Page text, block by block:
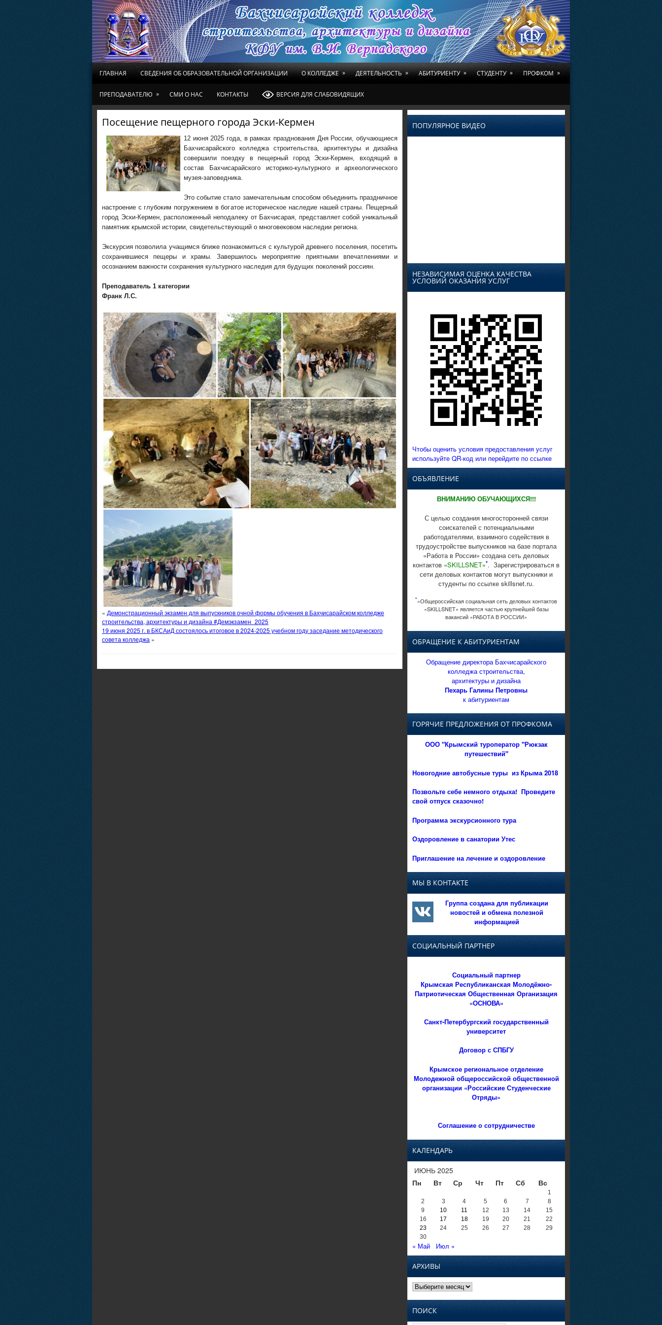
ГЛАВНАЯ СВЕДЕНИЯ ОБ ОБРАЗОВАТЕЛЬНОЙ ОРГАНИЗАЦИИ О КОЛЛЕДЖЕ » ДЕЯТЕЛЬНОСТЬ » АБИТУРИЕНТУ » СТУДЕНТУ » ПРОФКОМ »
ПРЕПОДАВАТЕЛЮ » СМИ О НАС КОНТАКТЫ ВЕРСИЯ ДЛЯ СЛАБОВИДЯЩИХ
Посещение пещерного города Эски-Кермен
12 июня 2025 года, в рамках празднования Дня России, обучающиеся
Бахчисарайского колледжа строительства, архитектуры и дизайна
совершили поездку в пещерный город Эски-Кермен, входящий в
состав Бахчисарайского историко-культурного и археологического
музея-заповедника.
Это событие стало замечательным способом объединить праздничное
настроение с глубоким погружением в богатое историческое наследие нашей страны. Пещерный
город Эски-Кермен, расположенный неподалеку от Бахчисарая, представляет собой уникальный
памятник крымской истории, свидетельствующий о многовековом наследии региона.
Экскурсия позволила учащимся ближе познакомиться с культурой древнего поселения, посетить
сохранившиеся пещеры и храмы. Завершилось мероприятие приятными впечатлениями и
осознанием важности сохранения культурного наследия для будущих поколений россиян.
Преподаватель 1 категории
Франк Л.С.
« Демонстрационный экзамен для выпускников очной формы обучения в Бахчисарайском колледже
строительства, архитектуры и дизайна #Демэкзамен_2025
19 июня 2025 г. в БКСАиД состоялось итоговое в 2024-2025 учебном году заседание методического
совета колледжа »
ПОПУЛЯРНОЕ ВИДЕО
НЕЗАВИСИМАЯ ОЦЕНКА КАЧЕСТВА
УСЛОВИЙ ОКАЗАНИЯ УСЛУГ
Чтобы оценить условия предоставления услуг
используйте QR-код или перейдите по ссылке
ОБЪЯВЛЕНИЕ
ВНИМАНИЮ ОБУЧАЮЩИХСЯ!!!
С целью создания многосторонней связи
соискателей с потенциальными
работодателями, взаимного содействия в
трудоустройстве выпускников на базе портала
«Работа в России» создана сеть деловых
контактов «SKILLSNET»*. Зарегистрироваться в
сети деловых контактов могут выпускники и
студенты по ссылке skillsnet.ru.
*«Общероссийская социальная сеть деловых контактов
«SKILLSNET» является частью крупнейшей базы
вакансий «РАБОТА В РОССИИ»
ОБРАЩЕНИЕ К АБИТУРИЕНТАМ
Обращение директора Бахчисарайского
колледжа строительства,
архитектуры и дизайна
Пехарь Галины Петровны
к абитуриентам
ГОРЯЧИЕ ПРЕДЛОЖЕНИЯ ОТ ПРОФКОМА
ООО "Крымский туроператор "Рюкзак
путешествий"
Новогодние автобусные туры из Крыма 2018
Позвольте себе немного отдыха! Проведите
свой отпуск сказочно!
Программа экскурсионного тура
Оздоровление в санатории Утес
Приглашение на лечение и оздоровление
МЫ В КОНТАКТЕ
Группа создана для публикации
новостей и обмена полезной
информацией
СОЦИАЛЬНЫЙ ПАРТНЕР
Социальный партнер
Крымская Республиканская Молодёжно-
Патриотическая Общественная Организация
«ОСНОВА»
Санкт-Петербургский государственный
университет
Договор с СПБГУ
Крымское региональное отделение
Молодежной общероссийской общественной
организации «Российские Студенческие
Отряды»
Соглашение о сотрудничестве
КАЛЕНДАРЬ
ИЮНЬ 2025
Пн
Вт Ср Чт Пт Сб Вс
1
2
3 4 5 6 7
8
9
10 11 12 13 14
15
16
17 18 19 20 21
22
23
24 25 26 27 28
29
30
« Май Июл »
АРХИВЫ
Архивы
ПОИСК